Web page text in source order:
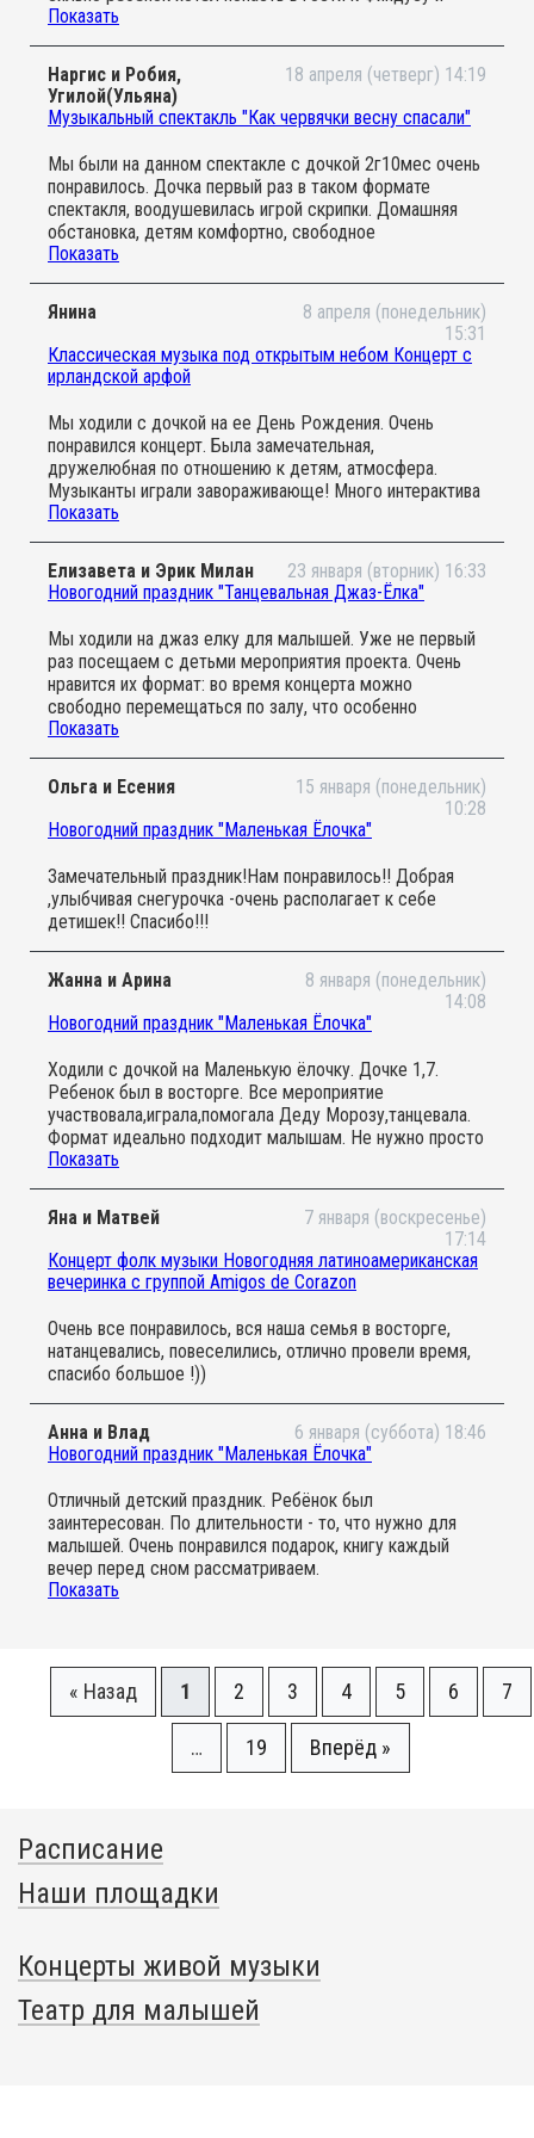
организаторов и музыкантов за эту
возможность. Спасибо!
Петсону .
Показать
Наргис и Робия,
Угилой(Ульяна)
18 апреля (четверг) 14:19
Музыкальный спектакль "Как червячки весну спасали"
Мы были на данном спектакле с дочкой 2г10мес очень
понравилось. Дочка первый раз в таком формате
спектакля, воодушевилась игрой скрипки. Домашняя
обстановка, детям комфортно, свободное
перемещение по залу. Все активно участвуют в сюжете
спектакля. Придём ещё на данный проект.
Показать
Янина
8 апреля (понедельник)
15:31
Классическая музыка под открытым небом Концерт с
ирландской арфой
Мы ходили с дочкой на ее День Рождения. Очень
понравился концерт. Была замечательная,
дружелюбная по отношению к детям, атмосфера.
Музыканты играли завораживающе! Много интерактива
для концерта классической музыки: в определенный
момент детям раздали шумелки (маракасы, бубенцы и
т.д.), чтобы они смогли подыграть, а после концерта
дети могли потрогать инструменты и даже "поиграть"
на них. Аня протанцевала весь концерт, ушла очень
довольная. Замечательный формат! Обязательно
придём еще!
Показать
Елизавета и Эрик Милан
23 января (вторник) 16:33
Новогодний праздник "Танцевальная Джаз-Ёлка"
Мы ходили на джаз елку для малышей. Уже не первый
раз посещаем с детьми мероприятия проекта. Очень
нравится их формат: во время концерта можно
свободно перемещаться по залу, что особенно
актуально для маленьких зрителей. Приятная легкая
музыка, стильная джазовая аранжировка известных
композиций, очень удачная форма подачи для
знакомства малышей с музыкой. Понравился номер с
огоньками: всем раздали маленькие светящиеся
фонарики и в зале приглушили свет. Было ощущение,
что мы все попали в какую-то волшебную сказку. И в
завершении мероприятия подарки детям - музыкальные
игрушки, и взрослым - книга Януша Корчака. В общем,
традиционно - приятные впечатления и хорошее
настроение после посещения концерта.
Показать
Ольга и Есения
15 января (понедельник)
10:28
Новогодний праздник "Маленькая Ёлочка"
Замечательный праздник!Нам понравилось!! Добрая
,улыбчивая снегурочка -очень располагает к себе
детишек!! Спасибо!!!
Жанна и Арина
8 января (понедельник)
14:08
Новогодний праздник "Маленькая Ёлочка"
Ходили с дочкой на Маленькую ёлочку. Дочке 1,7.
Ребенок был в восторге. Все мероприятие
участвовала,играла,помогала Деду Морозу,танцевала.
Формат идеально подходит малышам. Не нужно просто
сидеть и смотреть,можно
поиграть,потанцевать,подвигаться. Идеально для
активных и подвижных детей. Спасибо большое.
Обязательно придем ещё раз
Показать
Яна и Матвей
7 января (воскресенье)
17:14
Концерт фолк музыки Новогодняя латиноамериканская
вечеринка с группой Amigos de Corazon
Очень все понравилось, вся наша семья в восторге,
натанцевались, повеселились, отлично провели время,
спасибо большое !))
Анна и Влад
6 января (суббота) 18:46
Новогодний праздник "Маленькая Ёлочка"
Отличный детский праздник. Ребёнок был
заинтересован. По длительности - то, что нужно для
малышей. Очень понравился подарок, книгу каждый
вечер перед сном рассматриваем.
Рекомендую
Показать
« Назад 1 2 3 4 5 6 7
… 19 Вперёд »
Расписание
Наши площадки
Концерты живой музыки
Театр для малышей